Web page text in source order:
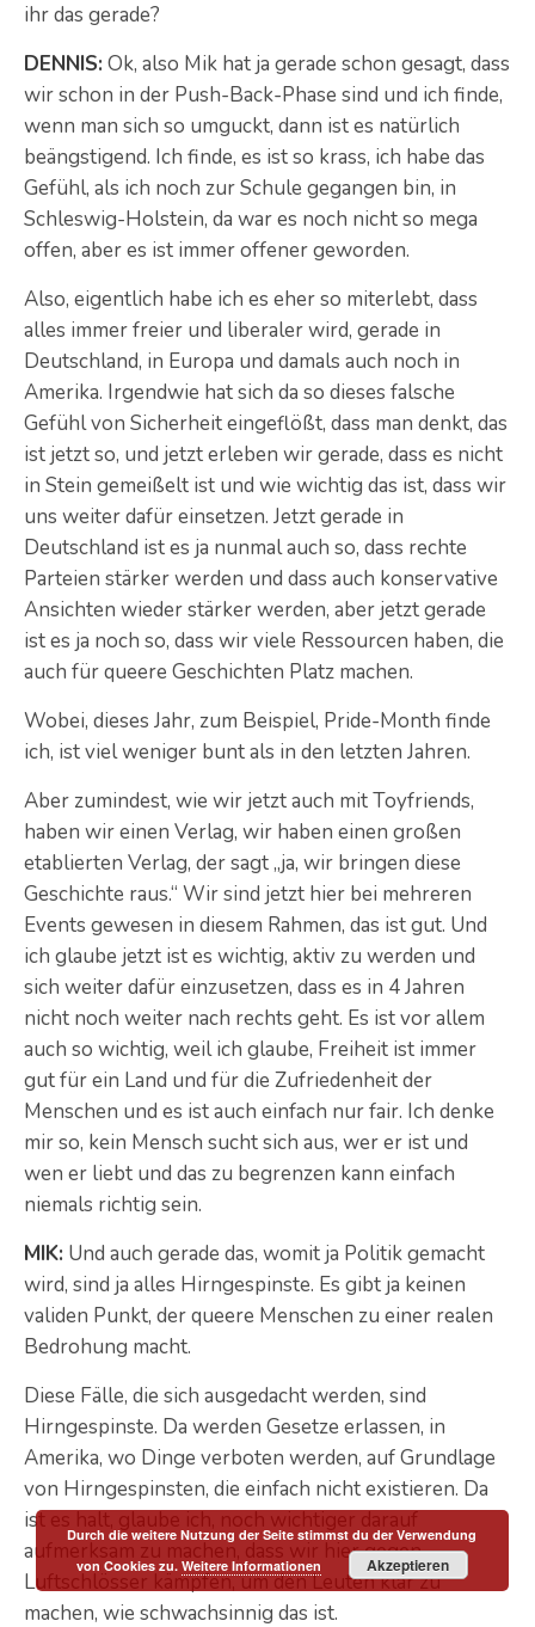
ihr das gerade?
DENNIS: Ok, also Mik hat ja gerade schon gesagt, dass
wir schon in der Push-Back-Phase sind und ich finde,
wenn man sich so umguckt, dann ist es natürlich
beängstigend. Ich finde, es ist so krass, ich habe das
Gefühl, als ich noch zur Schule gegangen bin, in
Schleswig-Holstein, da war es noch nicht so mega
offen, aber es ist immer offener geworden.
Also, eigentlich habe ich es eher so miterlebt, dass
alles immer freier und liberaler wird, gerade in
Deutschland, in Europa und damals auch noch in
Amerika. Irgendwie hat sich da so dieses falsche
Gefühl von Sicherheit eingeflößt, dass man denkt, das
ist jetzt so, und jetzt erleben wir gerade, dass es nicht
in Stein gemeißelt ist und wie wichtig das ist, dass wir
uns weiter dafür einsetzen. Jetzt gerade in
Deutschland ist es ja nunmal auch so, dass rechte
Parteien stärker werden und dass auch konservative
Ansichten wieder stärker werden, aber jetzt gerade
ist es ja noch so, dass wir viele Ressourcen haben, die
auch für queere Geschichten Platz machen.
Wobei, dieses Jahr, zum Beispiel, Pride-Month finde
ich, ist viel weniger bunt als in den letzten Jahren.
Aber zumindest, wie wir jetzt auch mit Toyfriends,
haben wir einen Verlag, wir haben einen großen
etablierten Verlag, der sagt „ja, wir bringen diese
Geschichte raus.“ Wir sind jetzt hier bei mehreren
Events gewesen in diesem Rahmen, das ist gut. Und
ich glaube jetzt ist es wichtig, aktiv zu werden und
sich weiter dafür einzusetzen, dass es in 4 Jahren
nicht noch weiter nach rechts geht. Es ist vor allem
auch so wichtig, weil ich glaube, Freiheit ist immer
gut für ein Land und für die Zufriedenheit der
Menschen und es ist auch einfach nur fair. Ich denke
mir so, kein Mensch sucht sich aus, wer er ist und
wen er liebt und das zu begrenzen kann einfach
niemals richtig sein.
MIK: Und auch gerade das, womit ja Politik gemacht
wird, sind ja alles Hirngespinste. Es gibt ja keinen
validen Punkt, der queere Menschen zu einer realen
Bedrohung macht.
Diese Fälle, die sich ausgedacht werden, sind
Hirngespinste. Da werden Gesetze erlassen, in
Amerika, wo Dinge verboten werden, auf Grundlage
von Hirngespinsten, die einfach nicht existieren. Da
ist es halt, glaube ich, noch wichtiger darauf
aufmerksam zu machen, dass wir hier gegen
Luftschlösser kämpfen, um den Leuten klar zu
machen, wie schwachsinnig das ist.
Durch die weitere Nutzung der Seite stimmst du der Verwendung
von Cookies zu. Weitere Informationen Akzeptieren